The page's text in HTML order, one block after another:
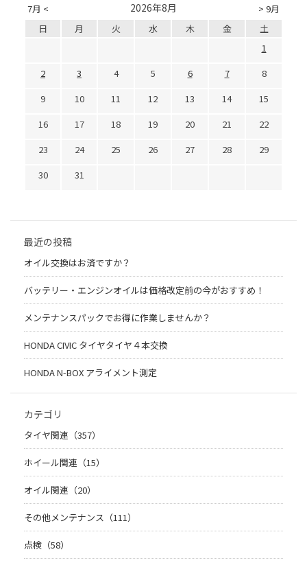
7月 < > 9月
2026年8月
日 月 火 水 木 金
土
1
2
3 4 5 6 7
8
9
10 11 12 13 14
15
16
17 18 19 20 21
22
23
24 25 26 27 28
29
30
31
最近の投稿
オイル交換はお済ですか？
バッテリー・エンジンオイルは価格改定前の今がおすすめ！
メンテナンスパックでお得に作業しませんか？
HONDA CIVIC タイヤタイヤ４本交換
HONDA N-BOX アライメント測定
カテゴリ
タイヤ関連（357）
ホイール関連（15）
オイル関連（20）
その他メンテナンス（111）
点検（58）